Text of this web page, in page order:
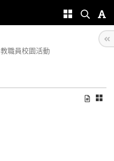
教職員校園活動